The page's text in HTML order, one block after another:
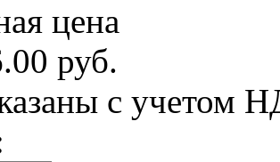
цена
руб.
с учетом